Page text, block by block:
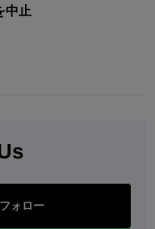
中止
ォロー